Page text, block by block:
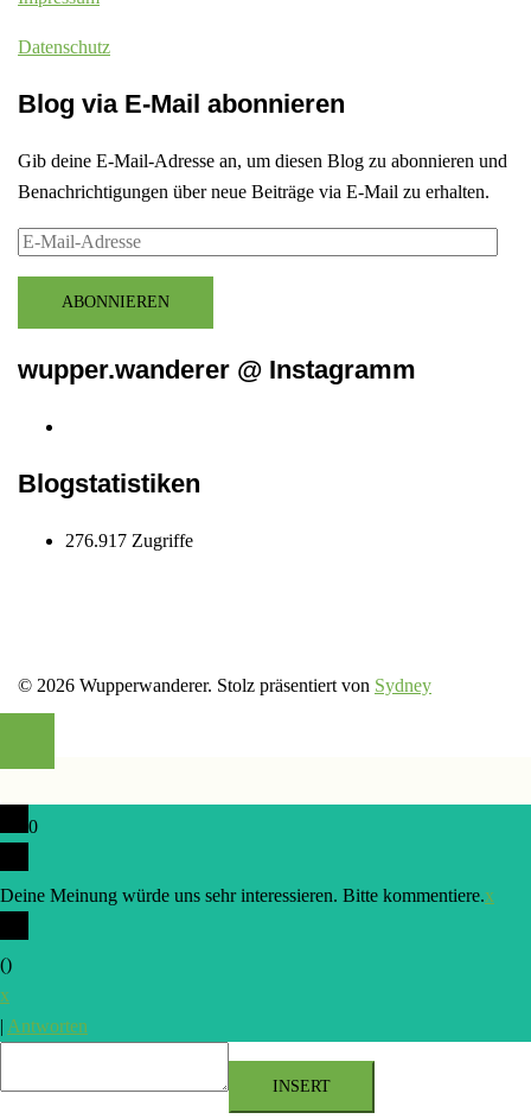
Datenschutz
Blog via E-Mail abonnieren
Gib deine E-Mail-Adresse an, um diesen Blog zu abonnieren und
Benachrichtigungen über neue Beiträge via E-Mail zu erhalten.
E-
AdresseABONNIEREN
wupper.wanderer @ Instagramm
Blogstatistiken
276.917 Zugriffe
© 2026 Wupperwanderer. Stolz präsentiert von Sydney
0
Deine Meinung würde uns sehr interessieren. Bitte kommentiere.x
()
x
| Antworten
INSERT